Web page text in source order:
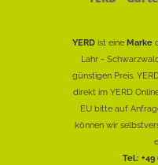
YERD ist eine Marke
Lahr -
günstigen Preis.
direkt im YERD
EU bitte auf
können wir
Tel.: